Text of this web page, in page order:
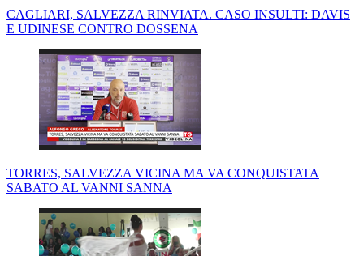
CAGLIARI, SALVEZZA RINVIATA. CASO INSULTI: DAVIS
E UDINESE CONTRO DOSSENA
TORRES, SALVEZZA VICINA MA VA CONQUISTATA
SABATO AL VANNI SANNA